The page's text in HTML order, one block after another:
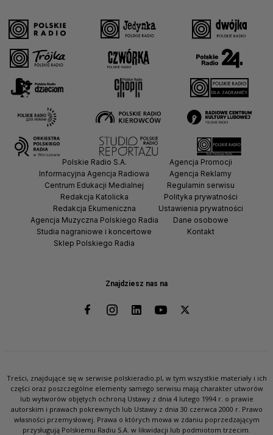
Znajdziesz nas na
Polskie Radio S.A.
Informacyjna Agencja Radiowa
Centrum Edukacji Medialnej
Redakcja Katolicka
Redakcja Ekumeniczna
Agencja Muzyczna Polskiego Radia
Studia nagraniowe i koncertowe
Sklep Polskiego Radia
Agencja Promocji
Agencja Reklamy
Regulamin serwisu
Polityka prywatności
Ustawienia prywatności
Dane osobowe
Kontakt
Treści, znajdujące się w serwisie polskieradio.pl, w tym wszystkie materiały i ich
części oraz poszczególne elementy samego serwisu mają charakter utworów
lub wytworów objętych ochroną Ustawy z dnia 4 lutego 1994 r. o prawie
autorskim i prawach pokrewnych lub Ustawy z dnia 30 czerwca 2000 r. Prawo
własności przemysłowej. Prawa o których mowa w zdaniu poprzedzającym
przysługują Polskiemu Radiu S.A. w likwidacji lub podmiotom trzecim.